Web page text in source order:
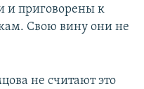
и приговорены к
Свою вину они не
не считают это